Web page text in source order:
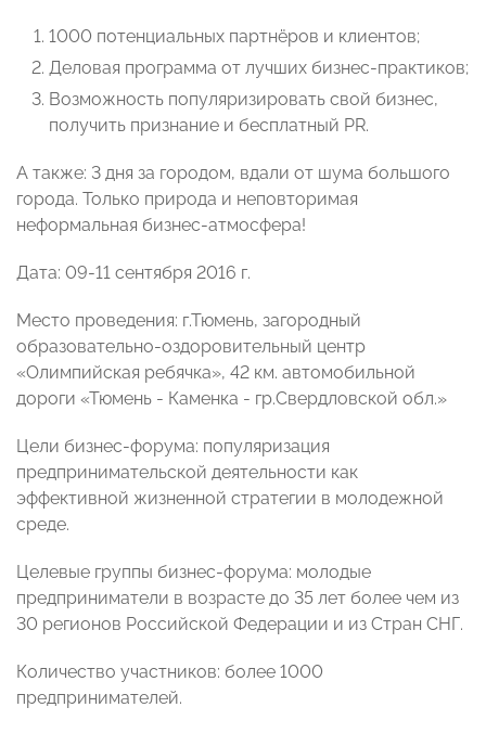
1000 потенциальных партнёров и клиентов;
Деловая программа от лучших бизнес-практиков;
Возможность популяризировать свой бизнес,
получить признание и бесплатный PR.
А также: 3 дня за городом, вдали от шума большого
города. Только природа и неповторимая
неформальная бизнес-атмосфера!
Дата: 09-11 сентября 2016 г.
Место проведения: г.Тюмень, загородный
образовательно-оздоровительный центр
«Олимпийская ребячка», 42 км. автомобильной
дороги «Тюмень - Каменка - гр.Свердловской обл.»
Цели бизнес-форума: популяризация
предпринимательской деятельности как
эффективной жизненной стратегии в молодежной
среде.
Целевые группы бизнес-форума: молодые
предприниматели в возрасте до 35 лет более чем из
30 регионов Российской Федерации и из Стран СНГ.
Количество участников: более 1000
предпринимателей.